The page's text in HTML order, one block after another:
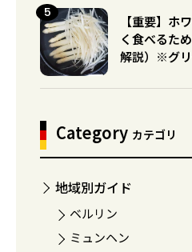
【重要】ホ
く食べるた
解説）※グリ
Category カテゴリ
地域別ガイド
ベルリン
ミュンヘン